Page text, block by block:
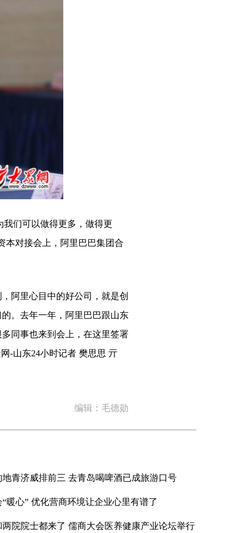
们可以做得更多，做得更
本对接会上，阿里巴巴集团合
阿里心目中的好公司，就是创
。去年一年，阿里巴巴跟山东
同事也来到会上，在这里签署
-山东24小时记者 樊思思 亓
编辑：毛德勋
青济威排前三 去青岛喝啤酒已成旅游口号
暖心” 优化营商环境让企业心里有谱了
院院士都来了 儒商大会医养健康产业论坛举行